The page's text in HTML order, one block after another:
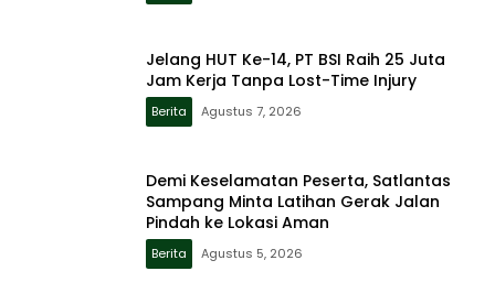
Jelang HUT Ke-14, PT BSI Raih 25 Juta
Jam Kerja Tanpa Lost-Time Injury
Berita Agustus 7, 2026
Demi Keselamatan Peserta, Satlantas
Sampang Minta Latihan Gerak Jalan
Pindah ke Lokasi Aman
Berita Agustus 5, 2026